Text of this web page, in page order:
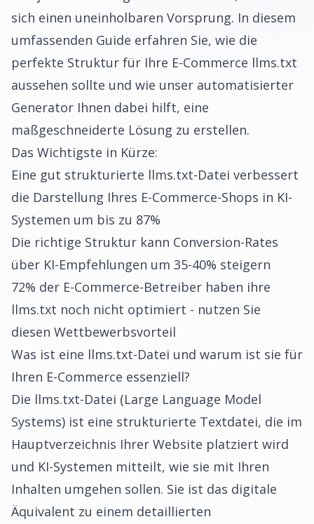
sich einen uneinholbaren Vorsprung. In diesem
umfassenden Guide erfahren Sie, wie die
perfekte Struktur für Ihre E-Commerce llms.txt
aussehen sollte und wie unser automatisierter
Generator Ihnen dabei hilft, eine
maßgeschneiderte Lösung zu erstellen.
Das Wichtigste in Kürze:
Eine gut strukturierte llms.txt-Datei verbessert
die Darstellung Ihres E-Commerce-Shops in KI-
Systemen um bis zu 87%
Die richtige Struktur kann Conversion-Rates
über KI-Empfehlungen um 35-40% steigern
72% der E-Commerce-Betreiber haben ihre
llms.txt noch nicht optimiert - nutzen Sie
diesen Wettbewerbsvorteil
Was ist eine llms.txt-Datei und warum ist sie für
Ihren E-Commerce essenziell?
Die llms.txt-Datei (Large Language Model
Systems) ist eine strukturierte Textdatei, die im
Hauptverzeichnis Ihrer Website platziert wird
und KI-Systemen mitteilt, wie sie mit Ihren
Inhalten umgehen sollen. Sie ist das digitale
Äquivalent zu einem detaillierten